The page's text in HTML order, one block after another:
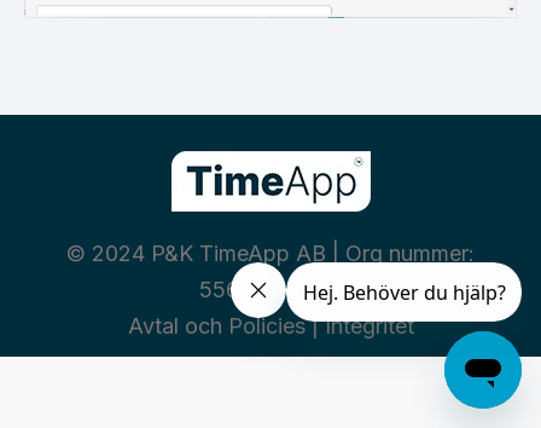
© 2024 P&K TimeApp AB | Org nummer:
556460-3669
Avtal och Policies|Integritet